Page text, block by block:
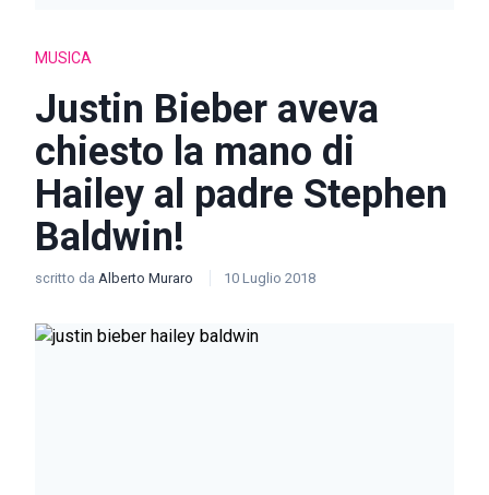
MUSICA
Justin Bieber aveva
chiesto la mano di
Hailey al padre Stephen
Baldwin!
scritto da Alberto Muraro 10 Luglio 2018